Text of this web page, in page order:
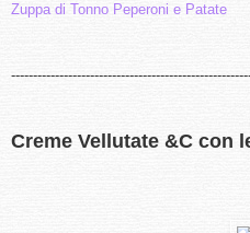
Zuppa di Tonno Peperoni e Patate
Creme Vellutate &C con